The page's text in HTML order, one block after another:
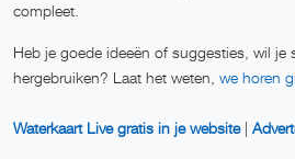
compleet.
Heb je goede ideeën of suggesties, wil je
hergebruiken? Laat het weten, we horen
Waterkaart Live gratis in je website|